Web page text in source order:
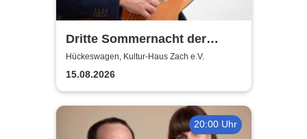
Dritte Sommernacht der
Klassik 2026
Hückeswagen, Kultur-Haus Zach e.V.
15.08.2026
20:00 Uhr